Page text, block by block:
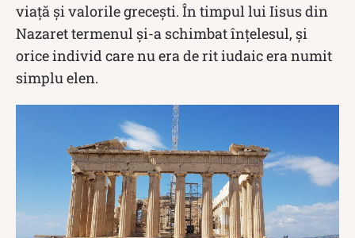
viață și valorile grecești. În timpul lui Iisus din
Nazaret termenul și-a schimbat înțelesul, și
orice individ care nu era de rit iudaic era numit
simplu elen.